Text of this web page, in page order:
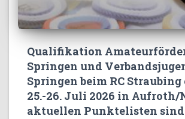
Qualifikation
Springen und
Springen beim RC Straubing
25.-26. Juli 2026 in Aufroth/
aktuellen Punktelisten sind